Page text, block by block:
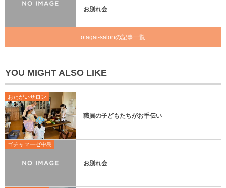
お別れ会
otagai-salonの記事一覧
YOU MIGHT ALSO LIKE
おたがいサロン
職員の子どもたちがお手伝い
ゴチャマーゼ中島
お別れ会